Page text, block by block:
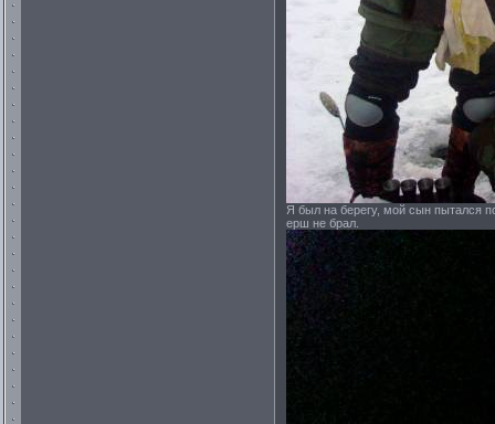
Я был на берегу, мой сын пытался
ерш не брал.